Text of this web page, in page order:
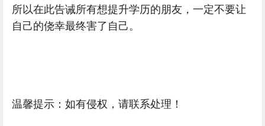
所以在此告诫所有想提升学历的朋友，一定不要让
自己的侥幸最终害了自己。
温馨提示：如有侵权，请联系处理！